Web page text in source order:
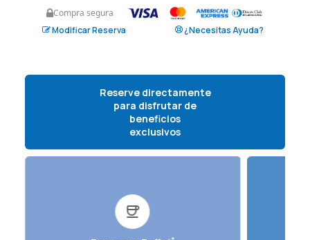
Compra segura
Modificar Reserva
¿Necesitas Ayuda?
Reserve directamente
para disfrutar de
beneficios
exclusivos